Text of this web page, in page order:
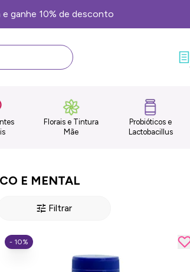
Florais e Tintura
Mãe
Probióticos e
Lactobacillus
E MENTAL
Filtrar
- 10%